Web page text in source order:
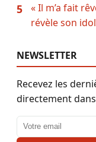
5
« Il m’a fait
révèle son
NEWSLETTER
Recevez les
directement
Adresse email